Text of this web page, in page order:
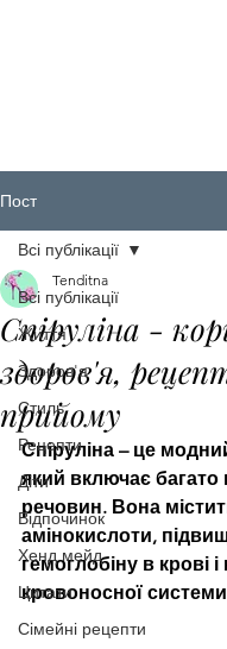
Пост
Всі публікації
Життя
Здоров'я
Стиль
Рецепти
Діти
Відпочинок
Хенд мейд
Цитати
Сімейні рецепти
Всі публікації
Спіруліна -
здоров'я,
прийому
Tenditna
Спіруліна – це
який включає
речовин. Вона
амінокислоти,
гемоглобіну в крові
кровоносної